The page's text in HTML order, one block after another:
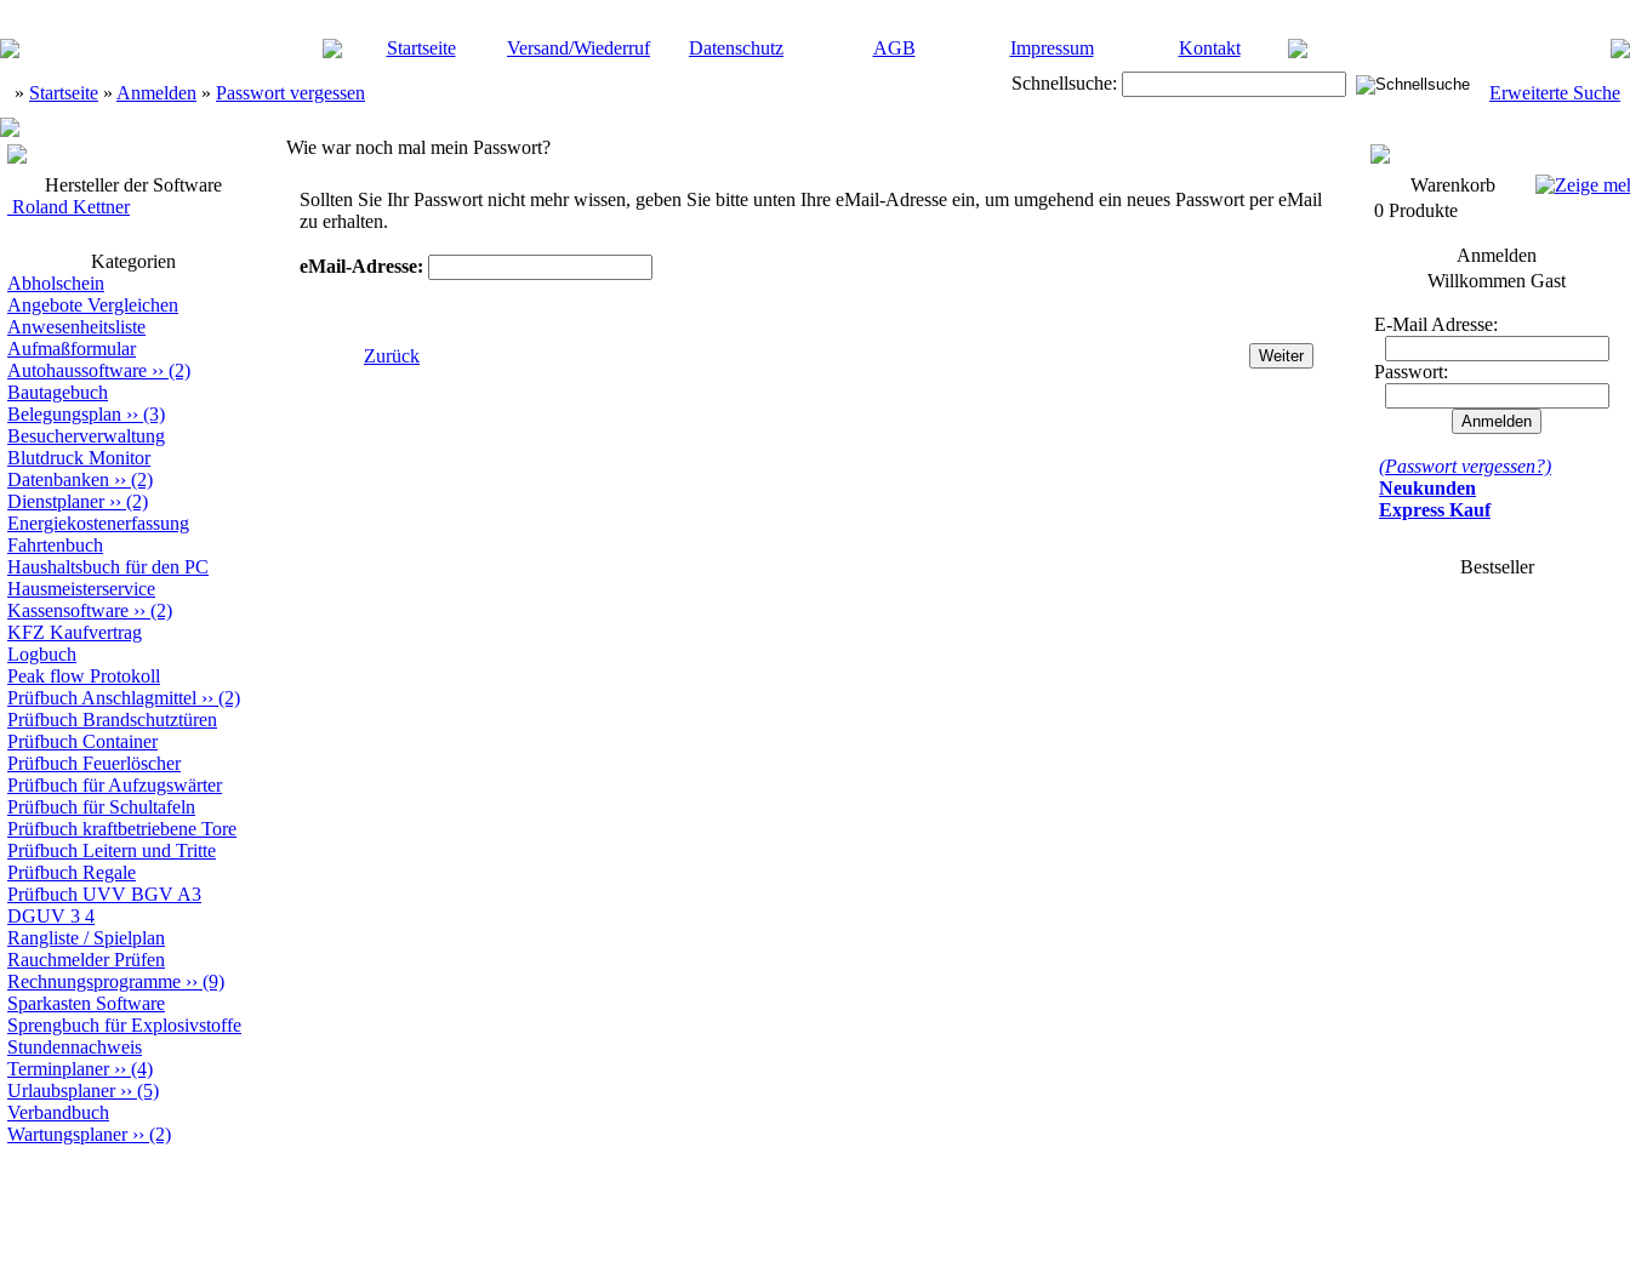
Startseite Versand/Wiederruf Datenschutz AGB Impressum Kontakt
» Startseite » Anmelden » Passwort vergessen Schnellsuche: Erweiterte Suche
Hersteller der Software
Roland Kettner
Kategorien
Abholschein
Angebote Vergleichen
Anwesenheitsliste
Aufmaßformular
Autohaussoftware ›› (2)
Bautagebuch
Belegungsplan ›› (3)
Besucherverwaltung
Blutdruck Monitor
Datenbanken ›› (2)
Dienstplaner›› (2)
Energiekostenerfassung
Fahrtenbuch
Haushaltsbuch für den PC
Hausmeisterservice
Kassensoftware ›› (2)
KFZ Kaufvertrag
Logbuch
Peak flow Protokoll
Prüfbuch Anschlagmittel ›› (2)
Prüfbuch Brandschutztüren
Prüfbuch Container
Prüfbuch Feuerlöscher
Prüfbuch für Aufzugswärter
Prüfbuch für Schultafeln
Prüfbuch kraftbetriebene Tore
Prüfbuch Leitern und Tritte
Prüfbuch Regale
Prüfbuch UVV BGV A3
DGUV 3 4
Rangliste / Spielplan
Rauchmelder Prüfen
Rechnungsprogramme ›› (9)
Sparkasten Software
Sprengbuch für Explosivstoffe
Stundennachweis
Terminplaner›› (4)
Urlaubsplaner›› (5)
Verbandbuch
Wartungsplaner›› (2)
Wie war noch mal mein Passwort?
Sollten Sie Ihr Passwort nicht mehr wissen, geben Sie bitte unten Ihre eMail-Adresse ein, um umgehend ein neues Passwort per eMail
zu erhalten.
eMail-Adresse:
Zurück
Warenkorb
0 Produkte
Anmelden
Willkommen Gast
E-Mail Adresse:
Passwort:
(Passwort vergessen?)
Neukunden
Express Kauf
Bestseller